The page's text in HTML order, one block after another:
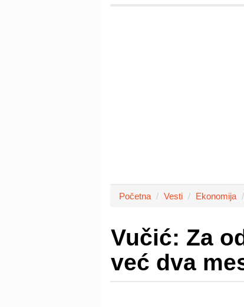
Početna Vesti Ekonomija
Vučić: Za
već dva